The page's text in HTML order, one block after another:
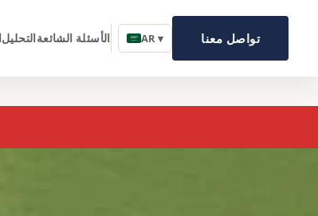
التحليلالأسئلة الشائعة AR ▾ تواصل معنا